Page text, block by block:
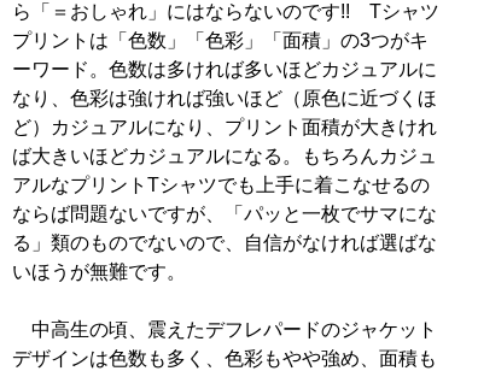
ら「＝おしゃれ」にはならないのです!! Tシャツ
プリントは「色数」「色彩」「面積」の3つがキ
ーワード。色数は多ければ多いほどカジュアルに
なり、色彩は強ければ強いほど（原色に近づくほ
ど）カジュアルになり、プリント面積が大きけれ
ば大きいほどカジュアルになる。もちろんカジュ
アルなプリントTシャツでも上手に着こなせるの
ならば問題ないですが、「パッと一枚でサマにな
る」類のものでないので、自信がなければ選ばな
いほうが無難です。
中高生の頃、震えたデフレパードのジャケット
デザインは色数も多く、色彩もやや強め、面積も